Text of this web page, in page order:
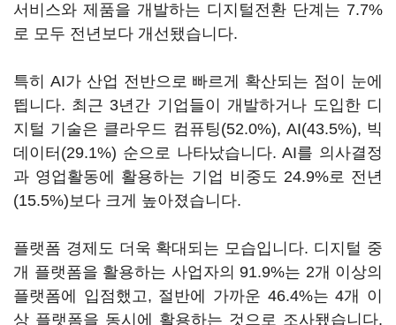
서비스와 제품을 개발하는 디지털전환 단계는 7.7%
로 모두 전년보다 개선됐습니다.
특히 AI가 산업 전반으로 빠르게 확산되는 점이 눈에
띕니다. 최근 3년간 기업들이 개발하거나 도입한 디
지털 기술은 클라우드 컴퓨팅(52.0%), AI(43.5%), 빅
데이터(29.1%) 순으로 나타났습니다. AI를 의사결정
과 영업활동에 활용하는 기업 비중도 24.9%로 전년
(15.5%)보다 크게 높아졌습니다.
플랫폼 경제도 더욱 확대되는 모습입니다. 디지털 중
개 플랫폼을 활용하는 사업자의 91.9%는 2개 이상의
플랫폼에 입점했고, 절반에 가까운 46.4%는 4개 이
상 플랫폼을 동시에 활용하는 것으로 조사됐습니다.